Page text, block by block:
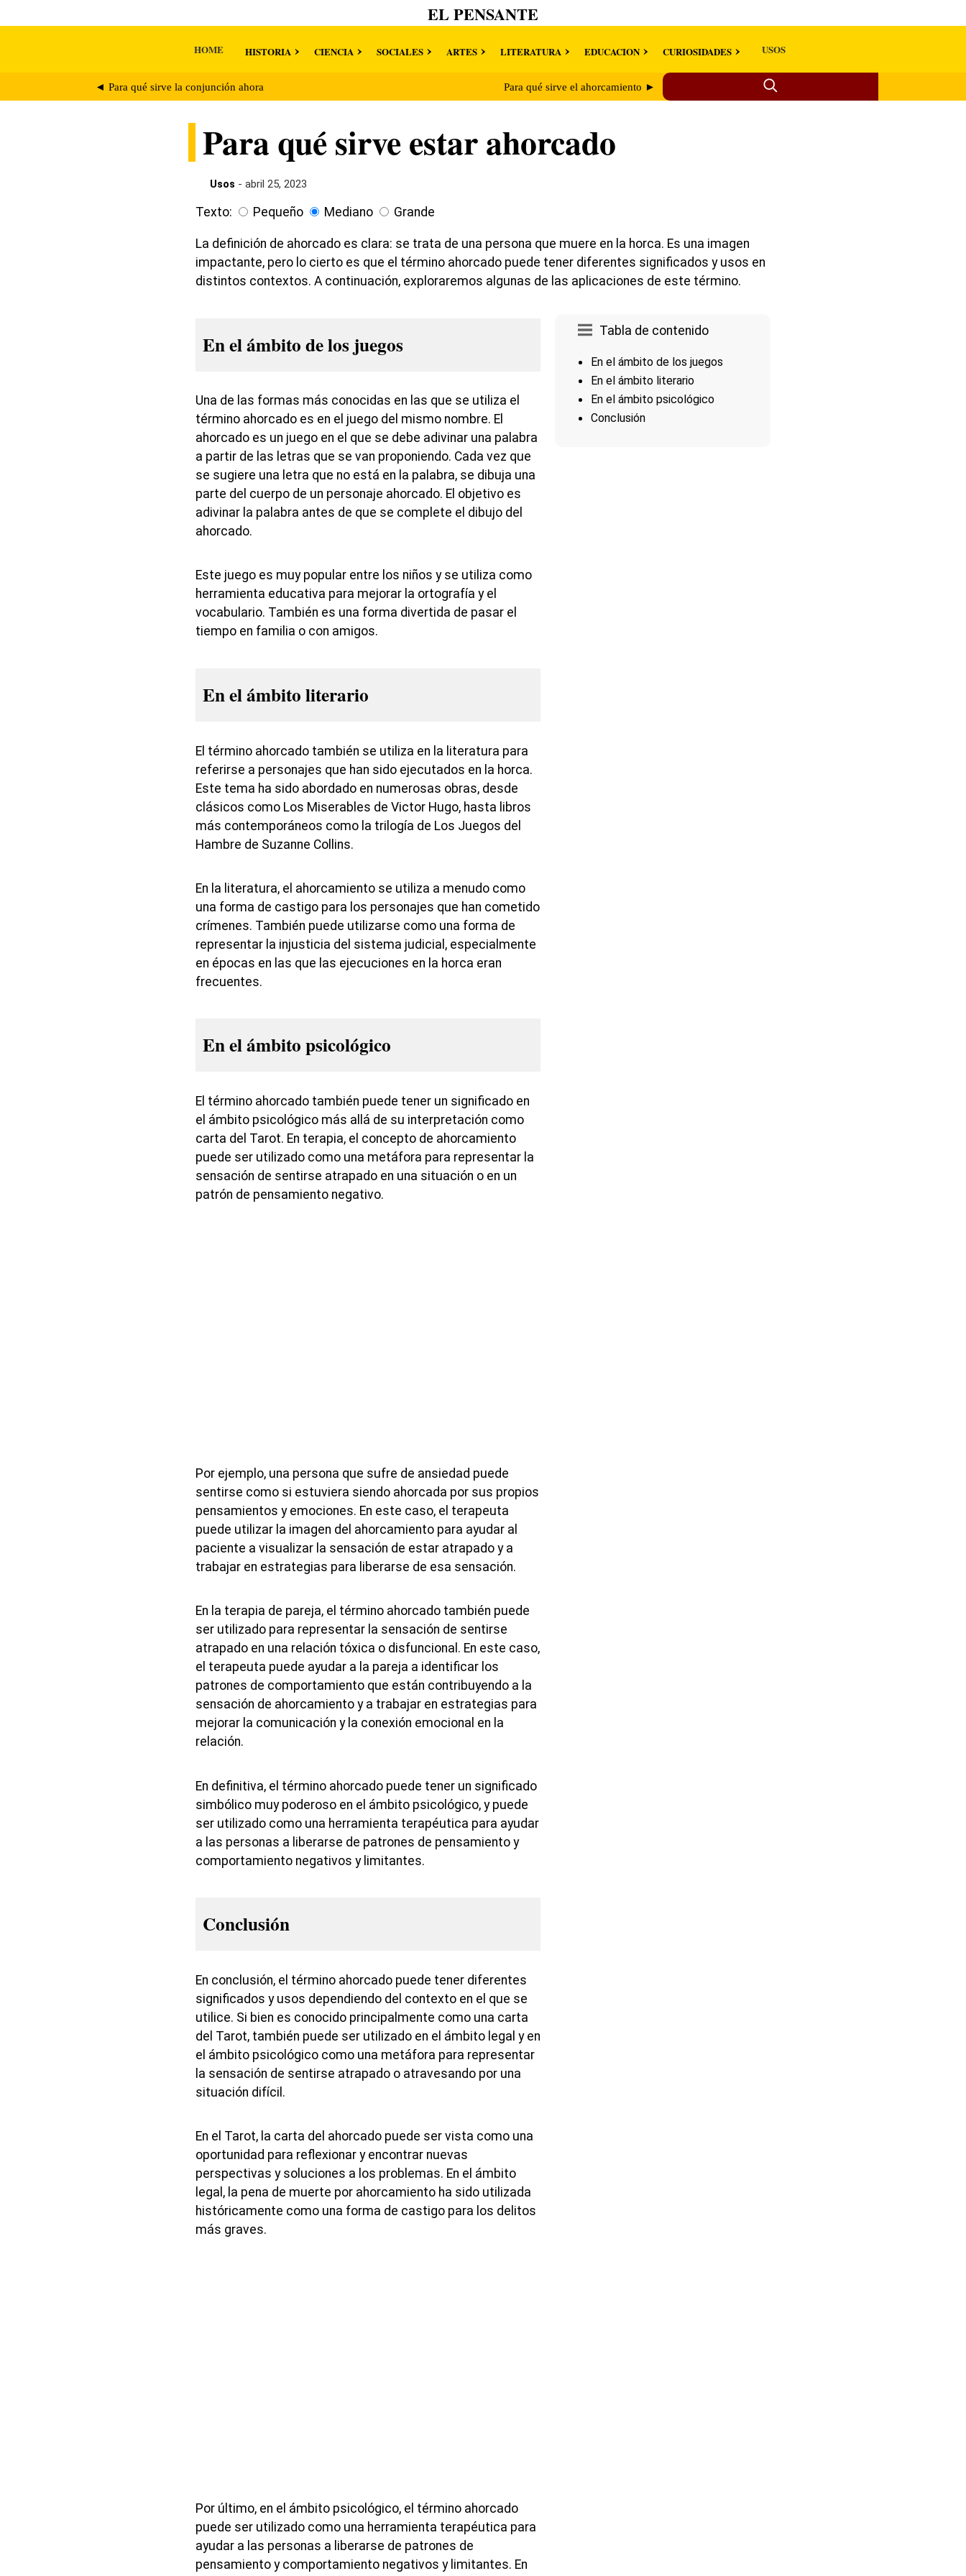
EL PENSANTE
HOME HISTORIA CIENCIA SOCIALES ARTES LITERATURA EDUCACION CURIOSIDADES USOS
◄ Para qué sirve la conjunción ahora Para qué sirve el ahorcamiento ►
Para qué sirve estar ahorcado
Usos - abril 25, 2023
Texto: Pequeño Mediano Grande
La definición de ahorcado es clara: se trata de una persona que muere en la horca. Es una imagen
impactante, pero lo cierto es que el término ahorcado puede tener diferentes significados y usos en
distintos contextos. A continuación, exploraremos algunas de las aplicaciones de este término.
Tabla de contenido
En el ámbito de los juegos
En el ámbito literario
En el ámbito psicológico
Conclusión
En el ámbito de los juegos
Una de las formas más conocidas en las que se utiliza el
término ahorcado es en el juego del mismo nombre. El
ahorcado es un juego en el que se debe adivinar una palabra
a partir de las letras que se van proponiendo. Cada vez que
se sugiere una letra que no está en la palabra, se dibuja una
parte del cuerpo de un personaje ahorcado. El objetivo es
adivinar la palabra antes de que se complete el dibujo del
ahorcado.
Este juego es muy popular entre los niños y se utiliza como
herramienta educativa para mejorar la ortografía y el
vocabulario. También es una forma divertida de pasar el
tiempo en familia o con amigos.
En el ámbito literario
El término ahorcado también se utiliza en la literatura para
referirse a personajes que han sido ejecutados en la horca.
Este tema ha sido abordado en numerosas obras, desde
clásicos como Los Miserables de Victor Hugo, hasta libros
más contemporáneos como la trilogía de Los Juegos del
Hambre de Suzanne Collins.
En la literatura, el ahorcamiento se utiliza a menudo como
una forma de castigo para los personajes que han cometido
crímenes. También puede utilizarse como una forma de
representar la injusticia del sistema judicial, especialmente
en épocas en las que las ejecuciones en la horca eran
frecuentes.
En el ámbito psicológico
El término ahorcado también puede tener un significado en
el ámbito psicológico más allá de su interpretación como
carta del Tarot. En terapia, el concepto de ahorcamiento
puede ser utilizado como una metáfora para representar la
sensación de sentirse atrapado en una situación o en un
patrón de pensamiento negativo.
Por ejemplo, una persona que sufre de ansiedad puede
sentirse como si estuviera siendo ahorcada por sus propios
pensamientos y emociones. En este caso, el terapeuta
puede utilizar la imagen del ahorcamiento para ayudar al
paciente a visualizar la sensación de estar atrapado y a
trabajar en estrategias para liberarse de esa sensación.
En la terapia de pareja, el término ahorcado también puede
ser utilizado para representar la sensación de sentirse
atrapado en una relación tóxica o disfuncional. En este caso,
el terapeuta puede ayudar a la pareja a identificar los
patrones de comportamiento que están contribuyendo a la
sensación de ahorcamiento y a trabajar en estrategias para
mejorar la comunicación y la conexión emocional en la
relación.
En definitiva, el término ahorcado puede tener un significado
simbólico muy poderoso en el ámbito psicológico, y puede
ser utilizado como una herramienta terapéutica para ayudar
a las personas a liberarse de patrones de pensamiento y
comportamiento negativos y limitantes.
Conclusión
En conclusión, el término ahorcado puede tener diferentes
significados y usos dependiendo del contexto en el que se
utilice. Si bien es conocido principalmente como una carta
del Tarot, también puede ser utilizado en el ámbito legal y en
el ámbito psicológico como una metáfora para representar
la sensación de sentirse atrapado o atravesando por una
situación difícil.
En el Tarot, la carta del ahorcado puede ser vista como una
oportunidad para reflexionar y encontrar nuevas
perspectivas y soluciones a los problemas. En el ámbito
legal, la pena de muerte por ahorcamiento ha sido utilizada
históricamente como una forma de castigo para los delitos
más graves.
Por último, en el ámbito psicológico, el término ahorcado
puede ser utilizado como una herramienta terapéutica para
ayudar a las personas a liberarse de patrones de
pensamiento y comportamiento negativos y limitantes. En